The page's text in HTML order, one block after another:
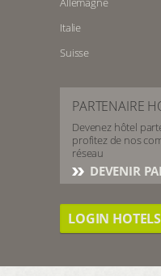
Italie
Suisse
PARTENAIRE
Devenez hôtel
profitez de nos
réseau
DEVENIR
LOGIN